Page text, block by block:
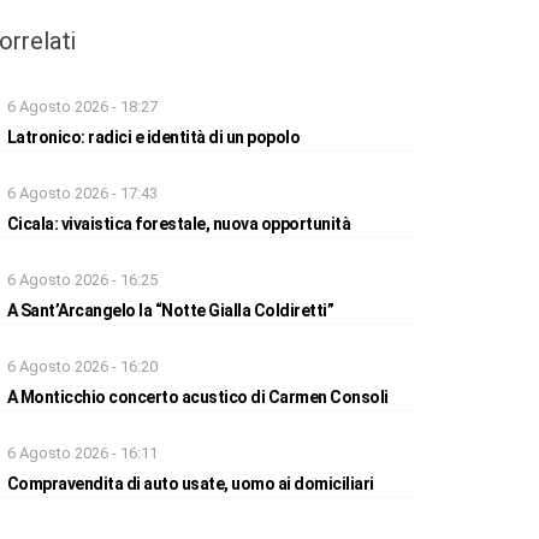
6 Agosto 2026 - 18:27
Latronico: radici e identità di un popolo
6 Agosto 2026 - 17:43
Cicala: vivaistica forestale, nuova opportunità
6 Agosto 2026 - 16:25
A Sant’Arcangelo la “Notte Gialla Coldiretti”
6 Agosto 2026 - 16:20
A Monticchio concerto acustico di Carmen Consoli
6 Agosto 2026 - 16:11
Compravendita di auto usate, uomo ai domiciliari